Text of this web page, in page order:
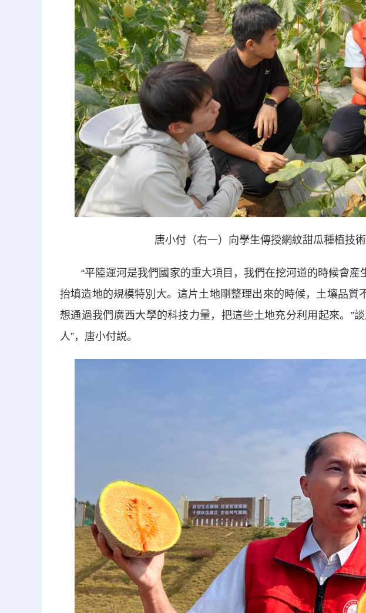
唐小付（右一）向學生傳授網紋甜瓜種植技
“平陸運河是我們國家的重大項目，我們在挖河道的時候會産
抬填造地的規模特別大。這片土地剛整理出來的時候，土壤品質
想通過我們廣西大學的科技力量，把這些土地充分利用起來。”
人”，唐小付説。